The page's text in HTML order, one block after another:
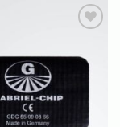
Auf
Wunschliste